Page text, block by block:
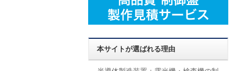
本サイトが選ばれる理由